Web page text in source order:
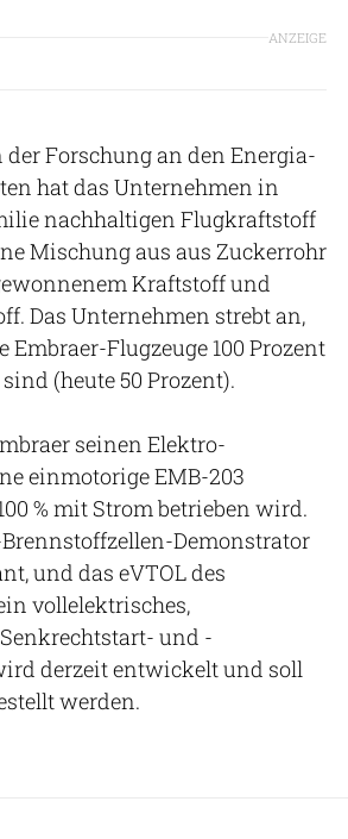
ANZEIGE
Forschung an den Energia-
hat das Unternehmen in
nachhaltigen Flugkraftstoff
Mischung aus aus Zuckerrohr
Kraftstoff und
Das Unternehmen strebt an,
Embraer-Flugzeuge 100 Prozent
(heute 50 Prozent).
seinen Elektro-
einmotorige EMB-203
% mit Strom betrieben wird.
Demonstrator
und das eVTOL des
vollelektrisches,
und -
derzeit entwickelt und soll
werden.